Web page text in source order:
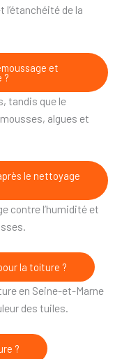
de la
et
?
tandis que le
algues et
le nettoyage
contre l’humidité et
la toiture ?
en Seine-et-Marne
des tuiles.
?